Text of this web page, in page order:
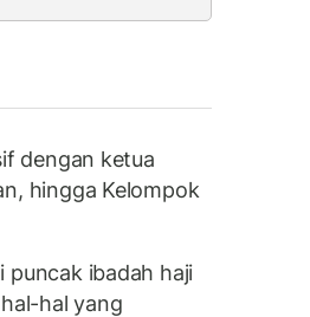
dengan ketua
hingga Kelompok
puncak ibadah haji
hal yang